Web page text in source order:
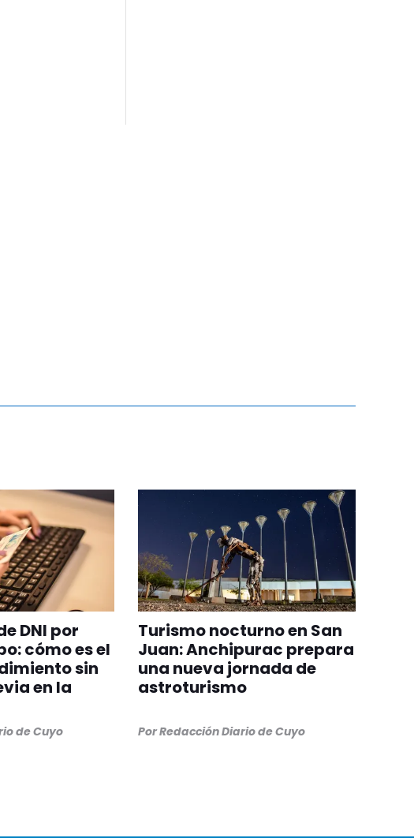
DNI por
cómo es el
sin
en la
de Cuyo
Turismo nocturno en San
Juan: Anchipurac prepara
una nueva jornada de
astroturismo
PorRedacción Diario de Cuyo